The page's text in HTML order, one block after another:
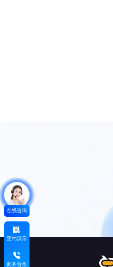
在线咨询
预约演示
商务合作